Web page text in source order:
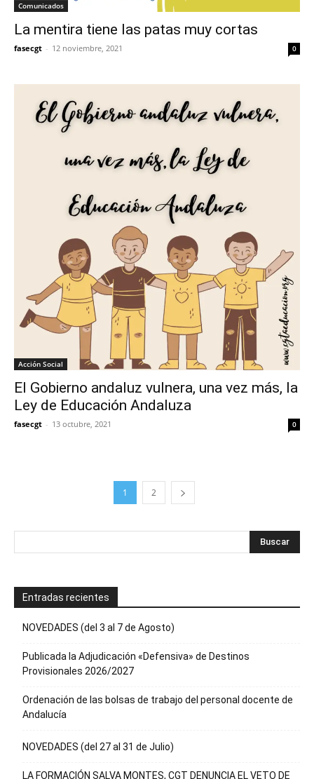
Comunicados
La mentira tiene las patas muy cortas
fasecgt - 12 noviembre, 2021 0
Acción Social
El Gobierno andaluz vulnera, una vez más, la
Ley de Educación Andaluza
fasecgt - 13 octubre, 2021 0
1 2
Entradas recientes
NOVEDADES (del 3 al 7 de Agosto)
Publicada la Adjudicación «Defensiva» de Destinos
Provisionales 2026/2027
Ordenación de las bolsas de trabajo del personal docente de
Andalucía
NOVEDADES (del 27 al 31 de Julio)
LA FORMACIÓN SALVA MONTES, CGT DENUNCIA EL VETO DE